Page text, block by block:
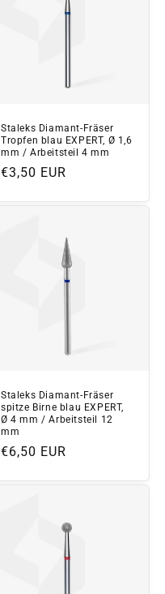
Staleks Diamant-Fräser
Tropfen blau EXPERT, Ø 1,6
mm / Arbeitsteil 4 mm
Normaler
€3,50 EUR
Staleks Diamant-Fräser
spitze Birne blau EXPERT,
Ø 4 mm / Arbeitsteil 12
mm
Normaler
€6,50 EUR